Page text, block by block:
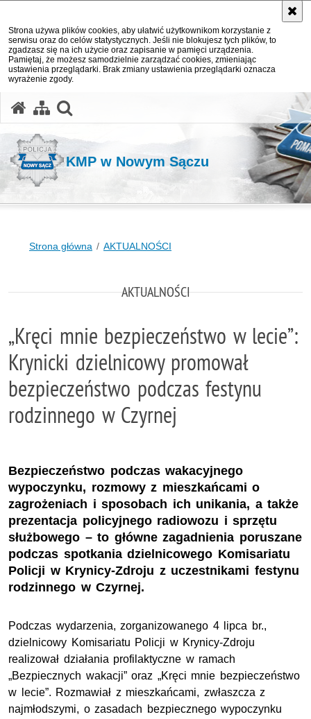
Strona używa plików cookies, aby ułatwić użytkownikom korzystanie z
serwisu oraz do celów statystycznych. Jeśli nie blokujesz tych plików, to
zgadzasz się na ich użycie oraz zapisanie w pamięci urządzenia.
Pamiętaj, że możesz samodzielnie zarządzać cookies, zmieniając
ustawienia przeglądarki. Brak zmiany ustawienia przeglądarki oznacza
wyrażenie zgody.
KMP w Nowym Sączu
Strona główna AKTUALNOŚCI
AKTUALNOŚCI
„Kręci mnie bezpieczeństwo w lecie”:
Krynicki dzielnicowy promował
bezpieczeństwo podczas festynu
rodzinnego w Czyrnej
Bezpieczeństwo podczas wakacyjnego
wypoczynku, rozmowy z mieszkańcami o
zagrożeniach i sposobach ich unikania, a także
prezentacja policyjnego radiowozu i sprzętu
służbowego – to główne zagadnienia poruszane
podczas spotkania dzielnicowego Komisariatu
Policji w Krynicy-Zdroju z uczestnikami festynu
rodzinnego w Czyrnej.
Podczas wydarzenia, zorganizowanego 4 lipca br.,
dzielnicowy Komisariatu Policji w Krynicy-Zdroju
realizował działania profilaktyczne w ramach
„Bezpiecznych wakacji” oraz „Kręci mnie bezpieczeństwo
w lecie”. Rozmawiał z mieszkańcami, zwłaszcza z
najmłodszymi, o zasadach bezpiecznego wypoczynku